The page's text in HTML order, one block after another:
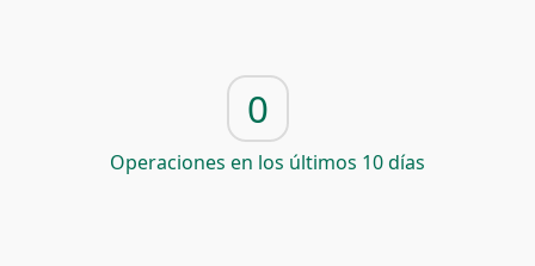
0
Operaciones en los últimos 10 días